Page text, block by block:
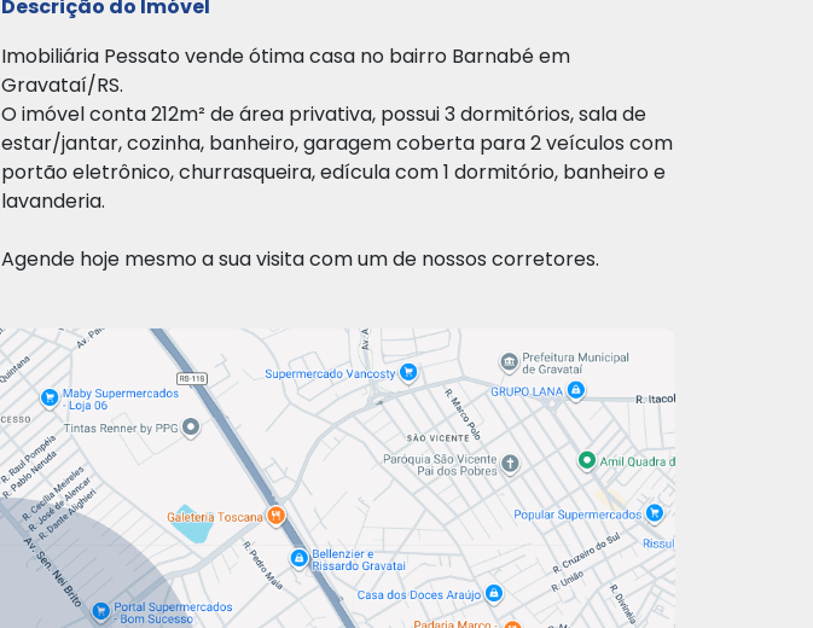
Descrição do Imóvel
Imobiliária Pessato vende ótima casa no bairro Barnabé em
Gravataí/RS.
O imóvel conta 212m² de área privativa, possui 3 dormitórios, sala de
estar/jantar, cozinha, banheiro, garagem coberta para 2 veículos com
portão eletrônico, churrasqueira, edícula com 1 dormitório, banheiro e
lavanderia.
Agende hoje mesmo a sua visita com um de nossos corretores.